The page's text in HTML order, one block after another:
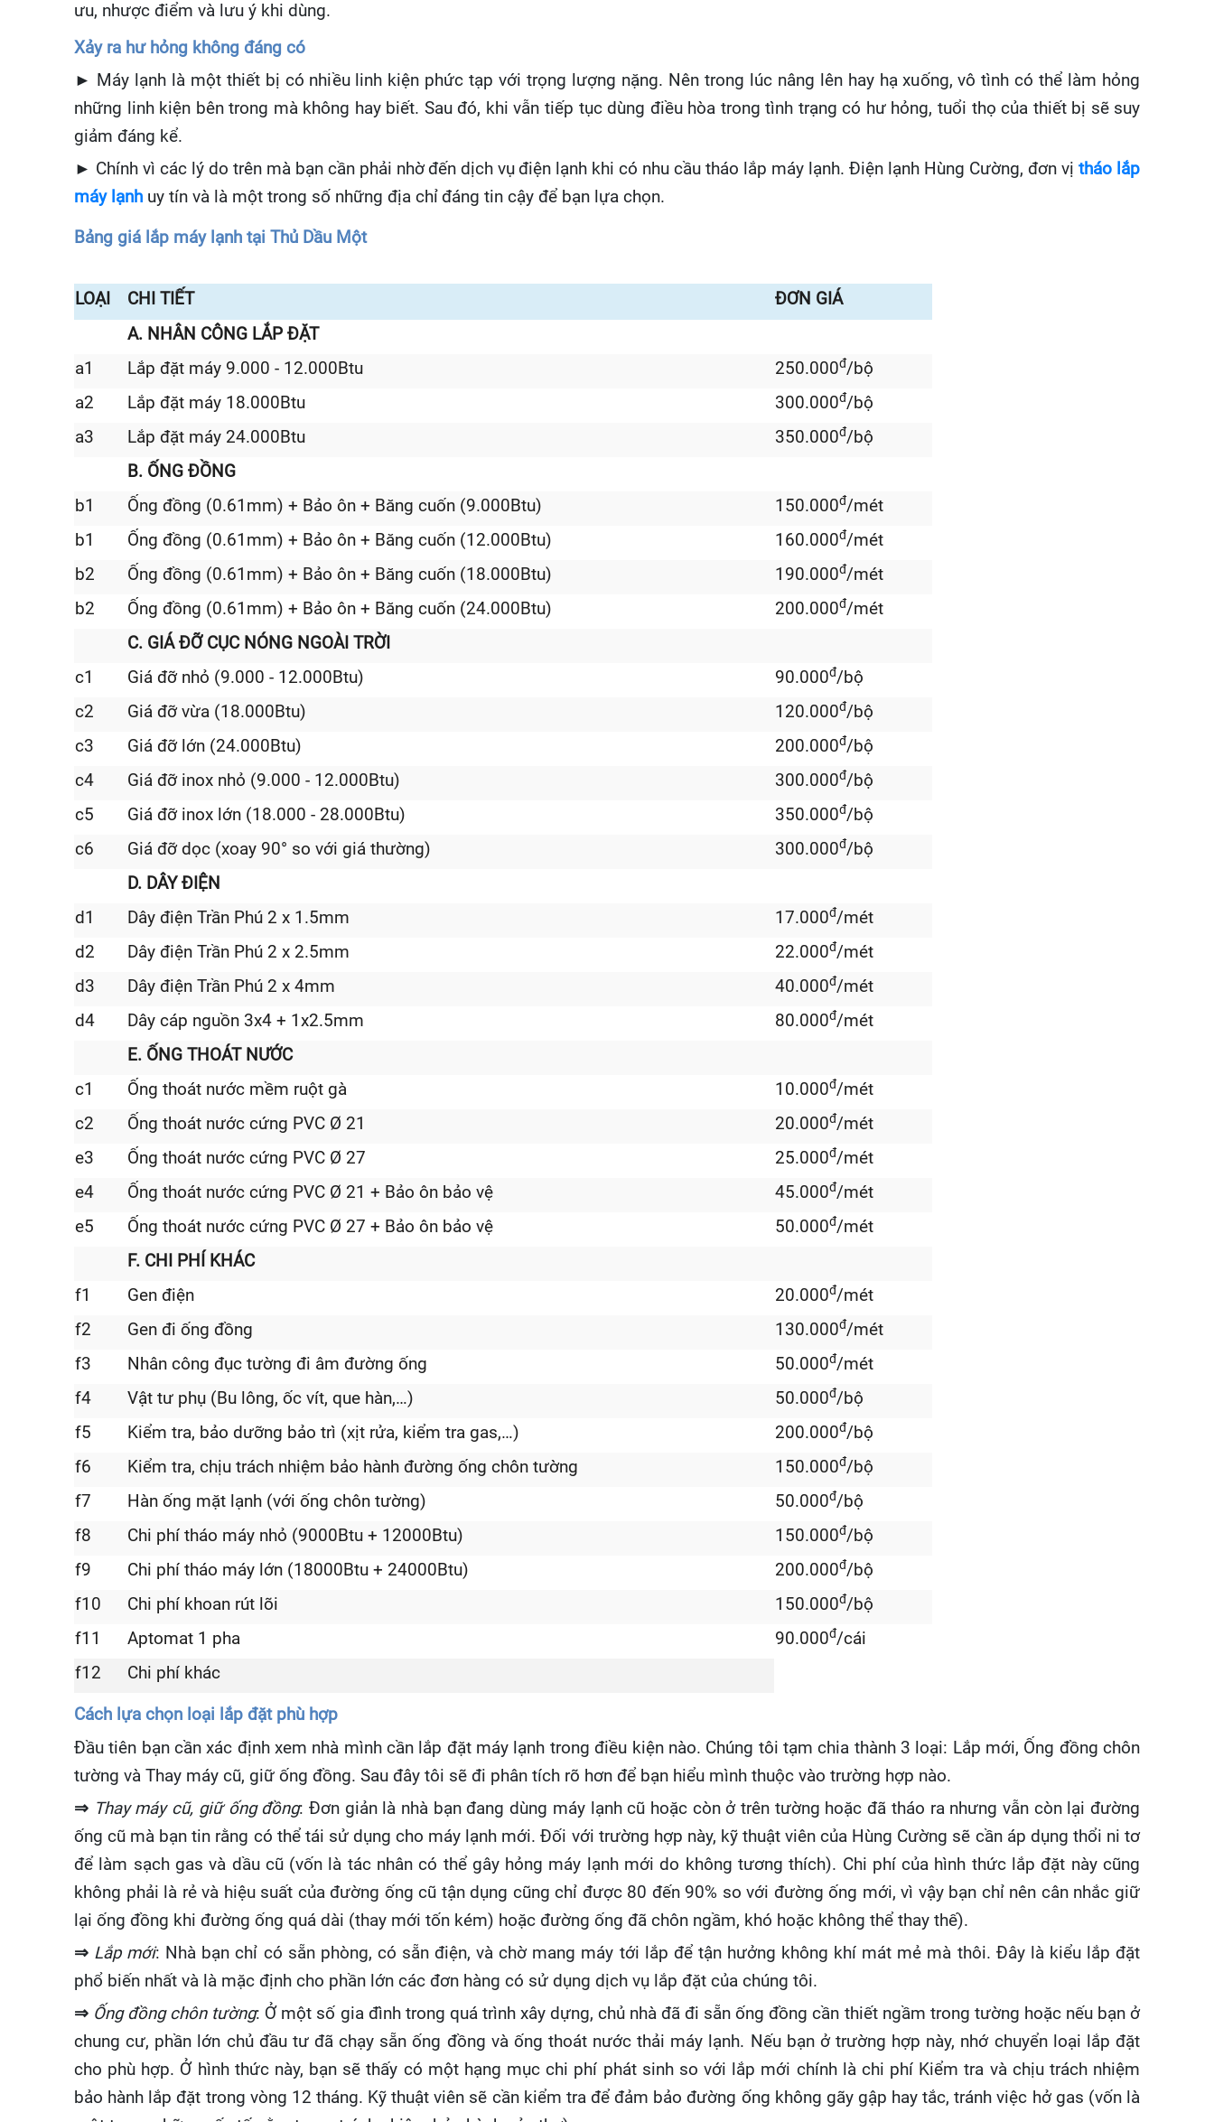
ưu, nhược điểm và lưu ý khi dùng.
Xảy ra hư hỏng không đáng có
► Máy l ạnh l àmột thiết bị có nhiều linh kiện phức tạp với trọng l ượng nặng. Nên trong l úc nâng l ên hay hạxuống, vô tình có thể àm hỏng
những linh kiện bên trong màkhông hay biết. Sau đó, khi vẫn tiếp tục dùng điều hòa trong tình trạng có hưhỏng, tuổi thọ của thiết bị sẽ suy
giảm đáng kể.
► Chính vì các l ý do trên mà bạn cần phải nhờ đến dịch vụ điện l ạnh khi có nhu cầu tháo l ắp máy l ạnh. Điện l ạnh Hùng Cường, đơn vị tháo l ắp
máy l ạnh uy tín và à một trong số những địa chỉ đáng tin cậy để bạn lựa chọn.
Bảng giá lắp máy lạnh tại Thủ Dầu Một
LOẠI CHI TIẾT
ĐƠN GIÁ
A. NHÂN CÔNG LẮP ĐẶT
a1
Lắp đặt máy 9.000 - 12.000Btu 250.000đ/bộ
a2
Lắp đặt máy 18.000Btu 300.000đ/bộ
a3
Lắp đặt máy 24.000Btu 350.000đ/bộ
B. ỐNG ĐỒNG
b1
Ống đồng (0.61mm) + Bảo ôn + Băng cuốn (9.000Btu) 150.000đ/mét
b1
Ống đồng (0.61mm) + Bảo ôn + Băng cuốn (12.000Btu) 160.000đ/mét
b2
Ống đồng (0.61mm) + Bảo ôn + Băng cuốn (18.000Btu) 190.000đ/mét
b2
Ống đồng (0.61mm) + Bảo ôn + Băng cuốn (24.000Btu) 200.000đ/mét
C. GIÁ ĐỠ CỤC NÓNG NGOÀI TRỜI
c1
Giá đỡ nhỏ (9.000 - 12.000Btu) 90.000đ/bộ
c2
Giá đỡ vừa (18.000Btu) 120.000đ/bộ
c3
Giá đỡ lớn (24.000Btu) 200.000đ/bộ
c4
Giá đỡ inox nhỏ (9.000 - 12.000Btu) 300.000đ/bộ
c5
Giá đỡ inox lớn (18.000 - 28.000Btu) 350.000đ/bộ
c6
Giá đỡ dọc (xoay 90° so với giá thường) 300.000đ/bộ
D. DÂY ĐIỆN
d1
Dây điện Trần Phú 2 x 1.5mm 17.000đ/mét
d2
Dây điện Trần Phú 2 x 2.5mm 22.000đ/mét
d3
Dây điện Trần Phú 2 x 4mm 40.000đ/mét
d4
Dây cáp nguồn 3x4 + 1x2.5mm 80.000đ/mét
E. ỐNG THOÁT NƯỚC
c1
Ống thoát nước mềm ruột gà 10.000đ/mét
c2
Ống thoát nước cứng PVC Ø 21 20.000đ/mét
e3
Ống thoát nước cứng PVC Ø 27 25.000đ/mét
e4
Ống thoát nước cứng PVC Ø 21 + Bảo ôn bảo vệ 45.000đ/mét
e5
Ống thoát nước cứng PVC Ø 27 + Bảo ôn bảo vệ 50.000đ/mét
F. CHI PHÍ KHÁC
f1
Gen điện 20.000đ/mét
f2
Gen đi ống đồng 130.000đ/mét
f3
Nhân công đục tường đi âm đường ống 50.000đ/mét
f4
Vật tư phụ (Bu lông, ốc vít, que hàn,…) 50.000đ/bộ
f5
Kiểm tra, bảo dưỡng bảo trì (xịt rửa, kiểm tra gas,…) 200.000đ/bộ
f6
Kiểm tra, chịu trách nhiệm bảo hành đường ống chôn tường 150.000đ/bộ
f7
Hàn ống mặt lạnh (với ống chôn tường) 50.000đ/bộ
f8
Chi phí tháo máy nhỏ (9000Btu + 12000Btu) 150.000đ/bộ
f9
Chi phí tháo máy lớn (18000Btu + 24000Btu) 200.000đ/bộ
f10
Chi phí khoan rút lõi 150.000đ/bộ
f11
Aptomat 1 pha 90.000đ/cái
f12
Chi phí khác
Cách lựa chọn loại lắp đặt phù hợp
Đầu tiên bạn cần xác định xem nhà mình cần lắp đặt máy lạnh trong điều kiện nào. Chúng tôi tạm chia thành 3 loại: Lắp mới, Ống đồng chôn
tường và Thay máy cũ, giữ ống đồng. Sau đây tôi sẽ đi phân tích rõ hơn để bạn hiểu mình thuộc vào trường hợp nào.
⇒ Thay máy cũ, giữ ống đồng: Đơn giản là nhà bạn đang dùng máy lạnh cũ hoặc còn ở trên tường hoặc đã tháo ra nhưng vẫn còn lại đường
ống cũ mà bạn tin rằng có thể tái sử dụng cho máy lạnh mới. Đối với trường hợp này, kỹ thuật viên của Hùng Cường sẽ cần áp dụng thổi ni tơ
để làm sạch gas và dầu cũ (vốn là tác nhân có thể gây hỏng máy lạnh mới do không tương thích). Chi phí của hình thức lắp đặt này cũng
không phải là rẻ và hiệu suất của đường ống cũ tận dụng cũng chỉ được 80 đến 90% so với đường ống mới, vì vậy bạn chỉ nên cân nhắc giữ
lại ống đồng khi đường ống quá dài (thay mới tốn kém) hoặc đường ống đã chôn ngầm, khó hoặc không thể thay thế).
⇒ Lắp mới: Nhà bạn chỉ có sẵn phòng, có sẵn điện, và chờ mang máy tới lắp để tận hưởng không khí mát mẻ mà thôi. Đây là kiểu lắp đặt
phổ biến nhất và là mặc định cho phần lớn các đơn hàng có sử dụng dịch vụ lắp đặt của chúng tôi.
⇒ Ống đồng chôn tường: Ở một số gia đình trong quá trình xây dựng, chủ nhà đã đi sẵn ống đồng cần thiết ngầm trong tường hoặc nếu bạn ở
chung cư, phần lớn chủ đầu tư đã chạy sẵn ống đồng và ống thoát nước thải máy lạnh. Nếu bạn ở trường hợp này, nhớ chuyển loại lắp đặt
cho phù hợp. Ở hình thức này, bạn sẽ thấy có một hạng mục chi phí phát sinh so với lắp mới chính là chi phí Kiểm tra và chịu trách nhiệm
bảo hành lắp đặt trong vòng 12 tháng. Kỹ thuật viên sẽ cần kiểm tra để đảm bảo đường ống không gãy gập hay tắc, tránh việc hở gas (vốn là